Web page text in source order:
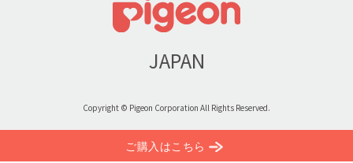
ご購入はこちら
JAPAN
Copyright © Pigeon Corporation All Rights Reserved.